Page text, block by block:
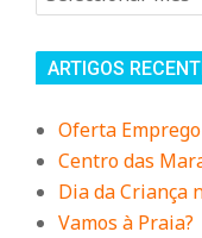
ARTIGOS
Oferta
Centro das
Dia da Criança
Vamos à Praia?